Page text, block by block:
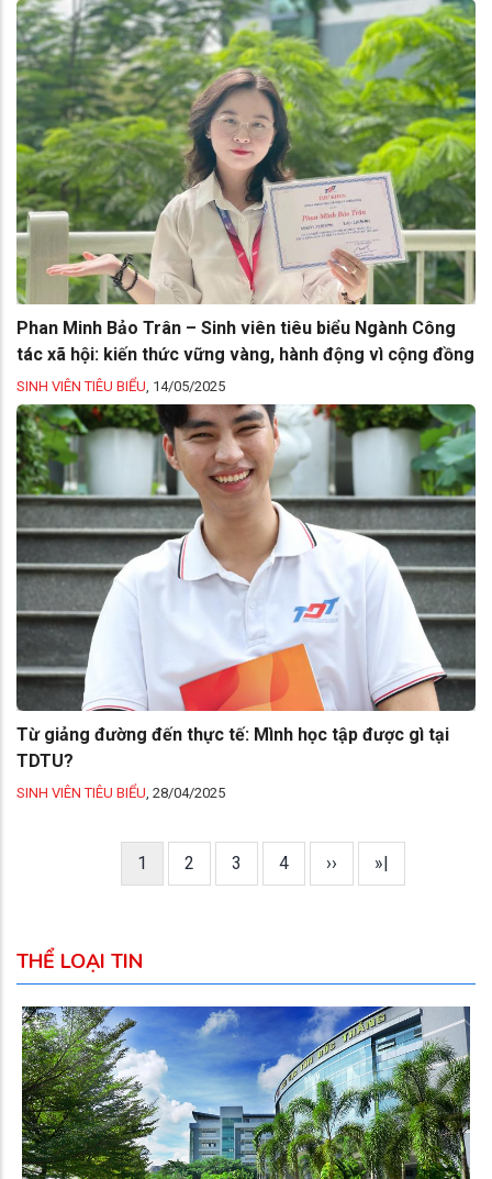
Phan Minh Bảo Trân – Sinh viên tiêu biểu Ngành Công
tác xã hội: kiến thức vững vàng, hành động vì cộng đồng
SINH VIÊN TIÊU BIỂU, 14/05/2025
Từ giảng đường đến thực tế: Mình học tập được gì tại
TDTU?
SINH VIÊN TIÊU BIỂU 28/04/2025
Trang
1 Trang
2 Trang
3 Trang
4
Next
››
Last
»|
THỂ LOẠI TIN